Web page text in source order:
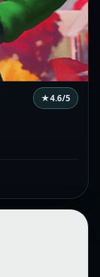
★4.6/5